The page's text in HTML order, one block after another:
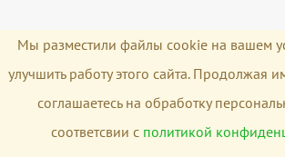
Мы разместили файлы cookie на вашем
улучшить работу этого сайта. Продолжая
соглашаетесь на обработку
соответсвии с политикой